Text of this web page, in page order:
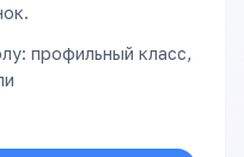
профильный класс,